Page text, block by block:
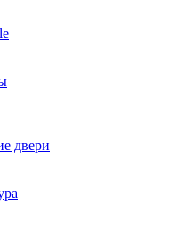
двери